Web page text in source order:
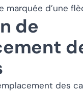
marquée d’une
de
des